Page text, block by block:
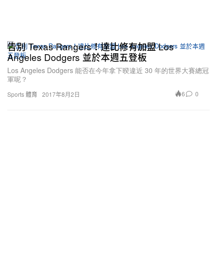
Sports 體育
告別 Texas Rangers！達比修有加盟 Los
Angeles Dodgers 並於本週五登板
Los Angeles Dodgers 能否在今年拿下暌違近 30 年的世界大賽總冠
軍呢？
2017年8月2日 6 0